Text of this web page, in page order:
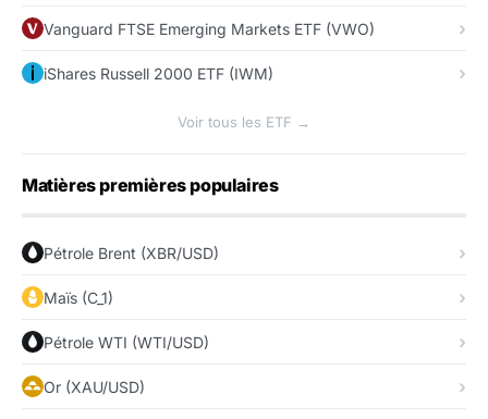
Vanguard FTSE Emerging Markets ETF (VWO)
iShares Russell 2000 ETF (IWM)
Voir tous les ETF →
Matières premières populaires
Pétrole Brent (XBR/USD)
Maïs (C_1)
Pétrole WTI (WTI/USD)
Or (XAU/USD)